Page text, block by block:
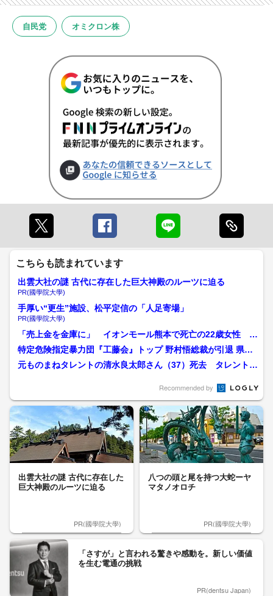
自民党 オミクロン株
こちらも読まれています
出雲大社の謎 古代に存在した巨大神殿のルーツに迫る
PR(國學院大學)
手厚い“更生”施設、松平定信の「人足寄場」
PR(國學院大學)
「売上金を金庫に」 イオンモール熊本で死亡の22歳女性 勤
務店運営会社の指示受け...
特定危険指定暴力団『工藤会』トップ 野村悟総裁が引退 県公
安委員会が公示 工藤会...
元ものまねタレントの清水良太郎さん（37）死去 タレント・
Recommended by
出雲大社の謎 古代に存在した
巨大神殿のルーツに迫る
PR(國學院大學)
八つの頭と尾を持つ大蛇ーヤ
マタノオロチ
PR(國學院大學)
「さすが」と言われる驚きや感動を。新しい価値
を生む電通の挑戦
PR(dentsu Japan)